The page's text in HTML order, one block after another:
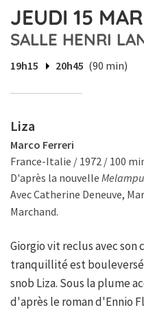
JEUDI 15
SALLE HENRI
19h15 20h45 (90 min)
Liza
Marco Ferreri
France-Italie / 1972 / 100
D'après la nouvelle
Avec Catherine Deneuve,
Marchand.
Giorgio vit reclus avec son
tranquillité est
snob Liza. Sous la plume
d'après le roman d'Ennio